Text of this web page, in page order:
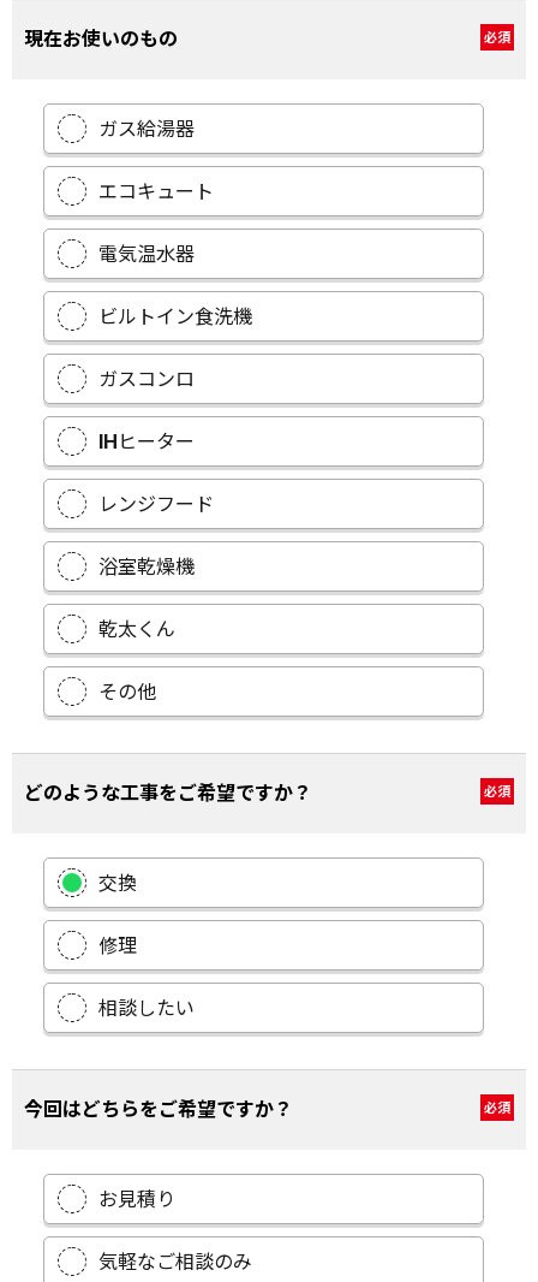
現在お使いのもの 必須
ガス給湯器
エコキュート
電気温水器
ビルトイン食洗機
ガスコンロ
IHヒーター
レンジフード
浴室乾燥機
乾太くん
その他
どのような工事をご希望ですか？ 必須
交換
修理
相談したい
今回はどちらをご希望ですか？ 必須
お見積り
気軽なご相談のみ